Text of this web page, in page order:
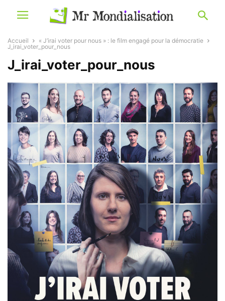
Accueil
« J’irai voter pour nous » : le film engagé pour la démocratie
J_irai_voter_pour_nous
J_irai_voter_pour_nous